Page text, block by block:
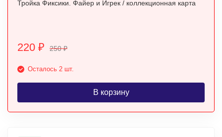
Тройка Фиксики. Файер и Игрек / коллекционная карта
220 ₽ 250₽
Осталось 2 шт.
В корзину